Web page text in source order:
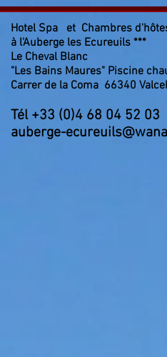
Hotel Spa et Chambres
à l'Auberge les Ecureuils ***
Le Cheval Blanc
"Les Bains Maures" Piscine
Carrer de la Coma 66340
Tél +33 (0)4 68 04 52 03
auberge-